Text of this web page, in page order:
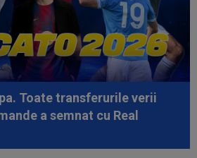
LIVE VIDEO, 18:30, Digi Sport
s-au...
de euro pentru
Kylian Mbappe semnează!
O schimbare...
Toate transferurile verii
a semnat cu Real